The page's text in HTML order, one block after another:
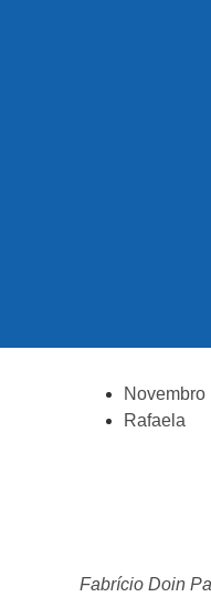
Novembro
Rafaela
Fabrício Doin